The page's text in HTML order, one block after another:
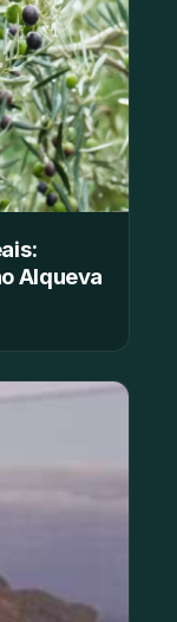
Alqueva